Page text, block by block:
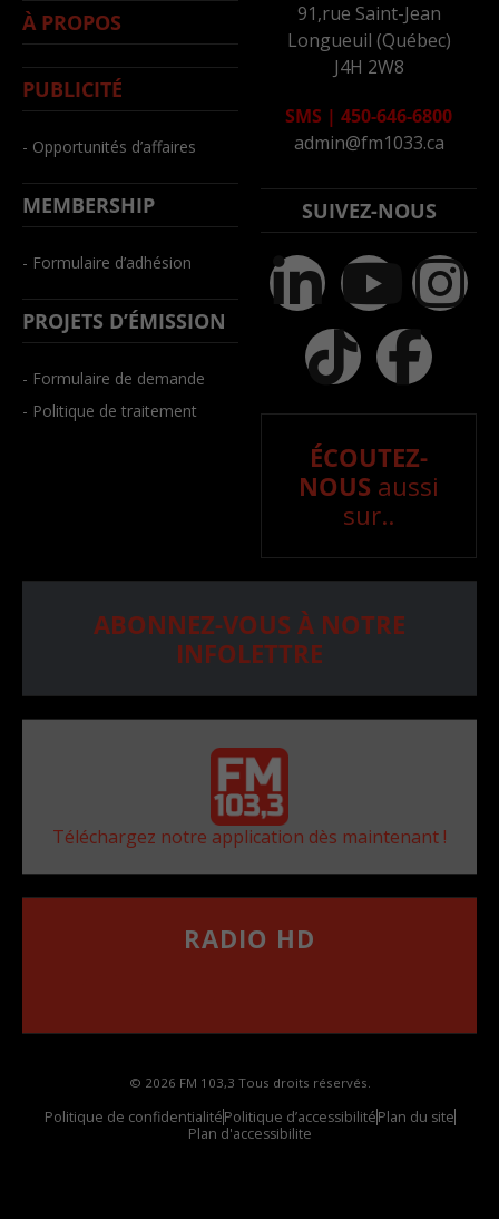
À PROPOS
PUBLICITÉ
- Opportunités d’affaires
MEMBERSHIP
- Formulaire d’adhésion
PROJETS D’ÉMISSION
- Formulaire de demande
- Politique de traitement
91,rue Saint-Jean
Longueuil (Québec)
J4H 2W8
SMS | 450-646-6800
admin@fm1033.ca
SUIVEZ-NOUS
ÉCOUTEZ-
NOUS aussi
sur..
ABONNEZ-VOUS À NOTRE
INFOLETTRE
Téléchargez notre application dès maintenant !
RADIO HD
© 2026 FM 103,3 Tous droits réservés.
Politique de confidentialitéPolitique d’accessibilitéPlan du site
Plan d'accessibilite